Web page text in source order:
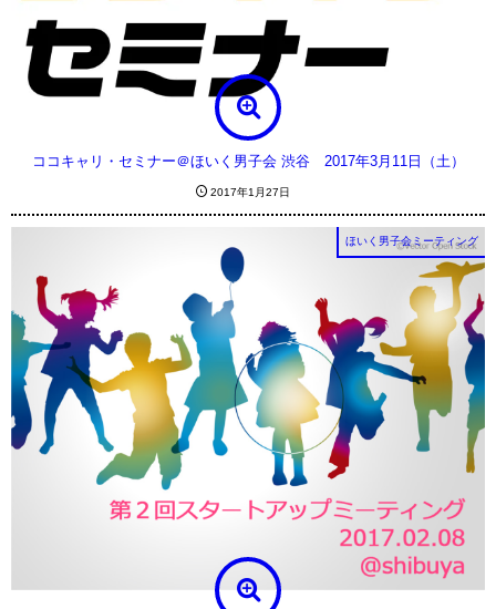
ココキャリ・セミナー＠ほいく男子会 渋谷 2017年3月11日（土）
2017年1月27日
ほいく男子会ミーティング